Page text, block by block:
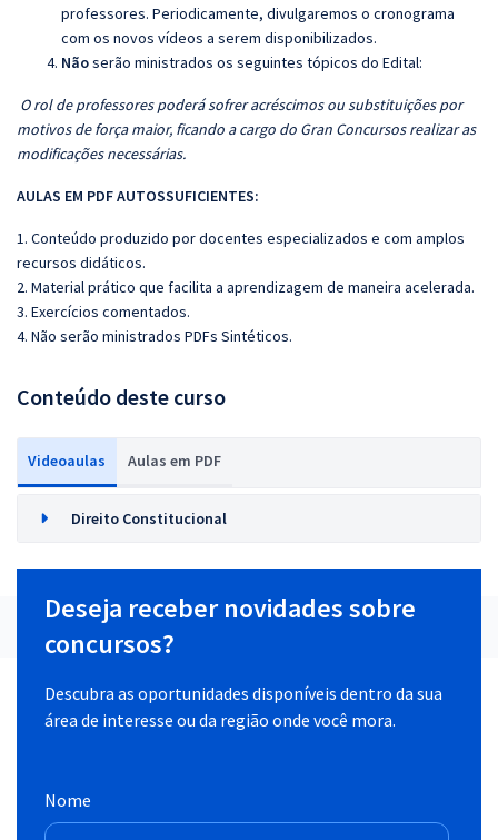
professores. Periodicamente, divulgaremos o cronograma
com os novos vídeos a serem disponibilizados.
Nãoserão ministrados os seguintes tópicos do Edital:
O rol de professores poderá sofrer acréscimos ou substituições por
motivos de força maior, ficando a cargo do Gran Concursos realizar as
modificações necessárias.
AULAS EM PDF AUTOSSUFICIENTES:
1. Conteúdo produzido por docentes especializados e com amplos
recursos didáticos.
2. Material prático que facilita a aprendizagem de maneira acelerada.
3. Exercícios comentados.
4. Não serão ministrados PDFs Sintéticos.
Conteúdo deste curso
Videoaulas Aulas em PDF
Direito Constitucional
Deseja receber novidades sobre
concursos?
Descubra as oportunidades disponíveis dentro da sua
área de interesse ou da região onde você mora.
Nome